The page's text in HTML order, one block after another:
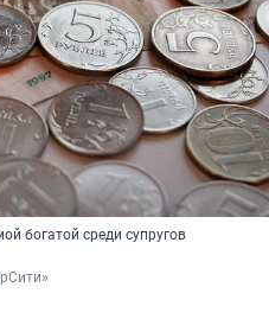
богатой среди супругов